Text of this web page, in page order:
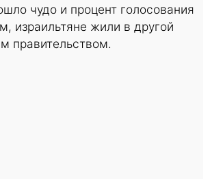
чудо и процент голосования
израильтяне жили в другой
правительством.